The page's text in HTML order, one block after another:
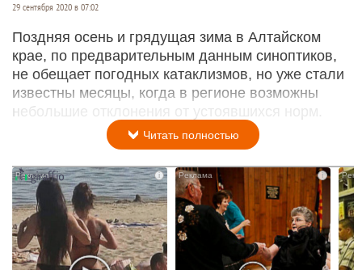
29 сентября 2020 в 07:02
Поздняя осень и грядущая зима в Алтайском
крае, по предварительным данным синоптиков,
не обещает погодных катаклизмов, но уже стали
известны месяцы, когда в регионе возможны
небольшие отклонения от устоявшихся норм.
Читать полностью
i